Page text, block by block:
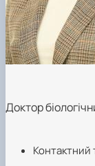
Доктор